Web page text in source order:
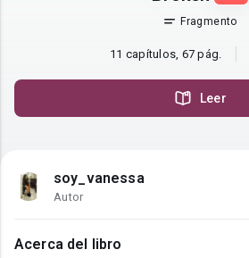
Fragmento
11 capítulos, 67 pág.
Leer
soy_vanessa
Autor
Acerca del libro